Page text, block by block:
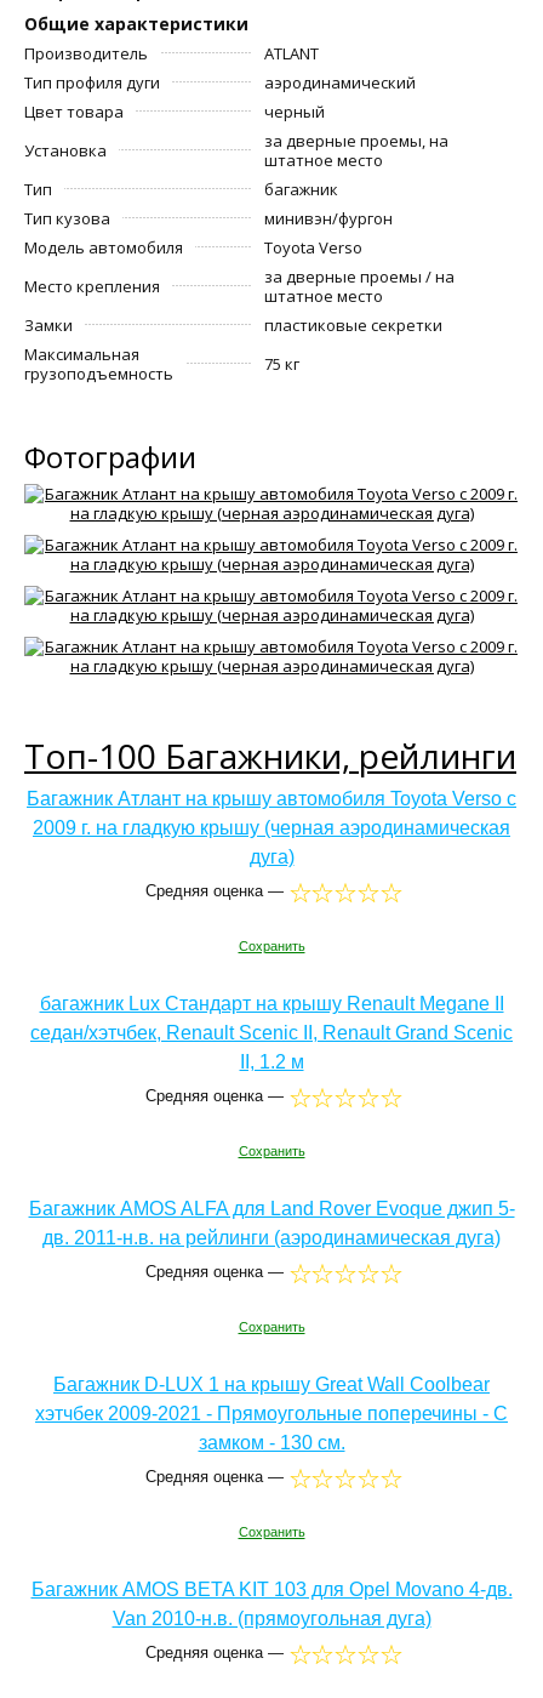
Общие характеристики
Производитель
ATLANT
Тип профиля дуги
аэродинамический
Цвет товара
черный
Установка
за дверные проемы, на
штатное место
Тип
багажник
Тип кузова
минивэн/фургон
Модель автомобиля
Toyota Verso
Место крепления
за дверные проемы / на
штатное место
Замки
пластиковые секретки
Максимальная
грузоподъемность
75 кг
Фотографии
Топ-100 Багажники, рейлинги
Багажник Атлант на крышу автомобиля Toyota Verso с
2009 г. на гладкую крышу (черная аэродинамическая
дуга)
Средняя оценка —
Сохранить
багажник Lux Стандарт на крышу Renault Megane II
седан/хэтчбек, Renault Scenic II, Renault Grand Scenic
II, 1.2 м
Средняя оценка —
Сохранить
Багажник AMOS ALFA для Land Rover Evoque джип 5-
дв. 2011-н.в. на рейлинги (аэродинамическая дуга)
Средняя оценка —
Сохранить
Багажник D-LUX 1 на крышу Great Wall Coolbear
хэтчбек 2009-2021 - Прямоугольные поперечины - С
замком - 130 см.
Средняя оценка —
Сохранить
Багажник AMOS BETA KIT 103 для Opel Movano 4-дв.
Van 2010-н.в. (прямоугольная дуга)
Средняя оценка —